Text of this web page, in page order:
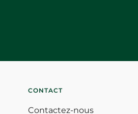
CONTACT
Contactez-nous